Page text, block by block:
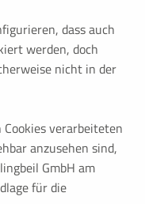
dass auch
werden, doch
nicht in der
verarbeiteten
anzusehen sind,
GmbH am
für die
Besucher, die in der